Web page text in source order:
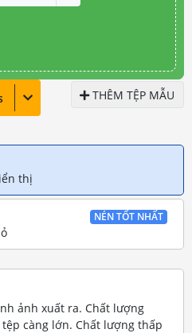
THÊM TỆP MẪU
thị
NÉN TỐT NHẤT
ảnh xuất ra. Chất lượng
càng lớn. Chất lượng thấp